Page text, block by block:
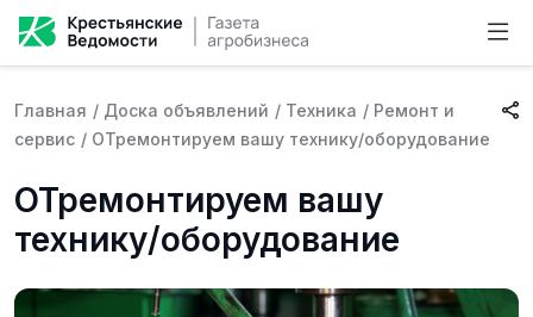
Главная / Доска объявлений / Техника / Ремонт и
сервис / ОТремонтируем вашу технику/оборудование
ОТремонтируем вашу
технику/оборудование